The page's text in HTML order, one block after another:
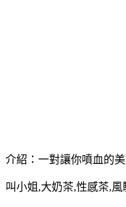
介紹：一對讓你噴血的
叫小姐,大奶茶,性感茶,